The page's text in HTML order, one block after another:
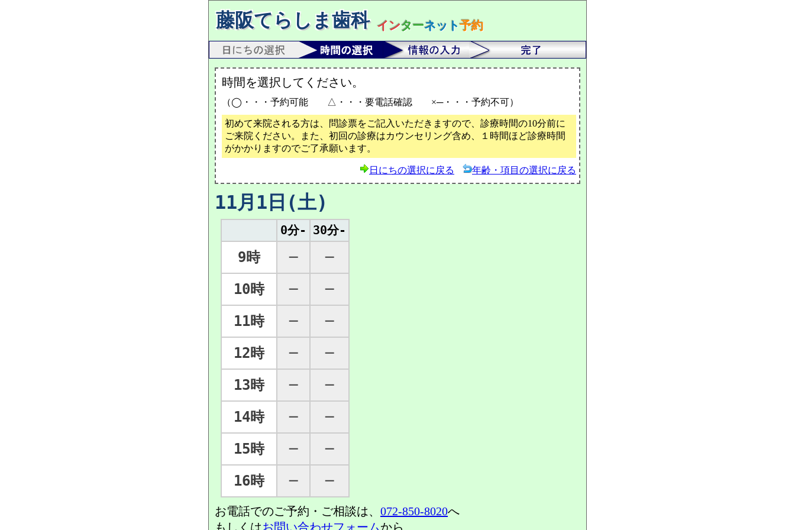
藤阪てらしま歯科 インターネット予約
時間を選択してください。
（◯・・・予約可能 △・・・要電話確認 ×─・・・予約不可）
初めて来院される方は、問診票をご記入いただきますので、診療時間の10分前に
ご来院ください。また、初回の診療はカウンセリング含め、１時間ほど診療時間
がかかりますのでご了承願います。
日にちの選択に戻る 年齢・項目の選択に戻る
11月1日(土)
0分- 30分-
9時 ─
─
10時
─
─
11時
─
─
12時
─
─
13時
─
─
14時
─
─
15時
─
─
16時
─ ─
お電話でのご予約・ご相談は、 072-850-8020へ
もしくはお問い合わせフォームから